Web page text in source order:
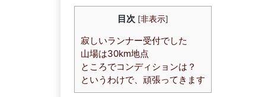
目次 [非表示]
寂しいランナー受付でした
山場は30km地点
ところでコンディションは？
というわけで、頑張ってきます